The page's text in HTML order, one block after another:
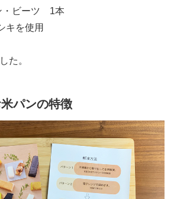
・ビーツ 1本
キを使用
た。
パンの特徴